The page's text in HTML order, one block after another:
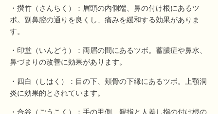
・攅竹（さんちく）：眉頭の内側端、鼻の付け根にあるツ
ボ。副鼻腔の通りを良くし、痛みを緩和する効果がありま
す。
・印堂（いんどう）：両眉の間にあるツボ。蓄膿症や鼻水、
鼻づまりの改善に効果があります。
・四白（しはく）：目の下、頬骨の下縁にあるツボ。上顎洞
炎に効果的とされています。
・合谷（ごうこく）：手の甲側、親指と人差し指の付け根の